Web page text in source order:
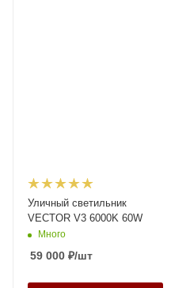
Уличный светильник
VECTOR V3 6000K 60W
Много
59 000 ₽/шт